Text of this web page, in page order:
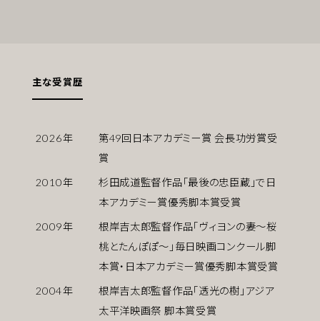
主な受賞歴
2026年
第49回日本アカデミー賞 会長功労賞受
賞
2010年
杉田成道監督作品「最後の忠臣蔵」で日
本アカデミー賞優秀脚本賞受賞
2009年
根岸吉太郎監督作品「ヴィヨンの妻〜桜
桃とたんぽぽ〜」毎日映画コンクール脚
本賞・日本アカデミー賞優秀脚本賞受賞
2004年
根岸吉太郎監督作品「透光の樹」アジア
太平洋映画祭 脚本賞受賞